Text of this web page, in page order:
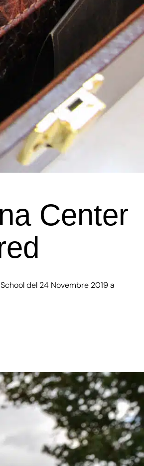
Center
del 24 Novembre 2019 a